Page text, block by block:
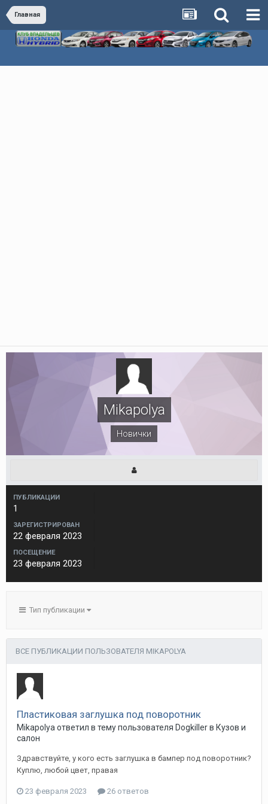
Главная
Mikapolya
Новички
ПУБЛИКАЦИИ
1
ЗАРЕГИСТРИРОВАН
22 февраля 2023
ПОСЕЩЕНИЕ
23 февраля 2023
Тип публикации
ВСЕ ПУБЛИКАЦИИ ПОЛЬЗОВАТЕЛЯ MIKAPOLYA
Пластиковая заглушка под поворотник
Mikapolya ответил в тему пользователя Dogkillerв Кузов и
салон
Здравствуйте, у кого есть заглушка в бампер под поворотник?
Куплю, любой цвет, правая
23 февраля 2023 26 ответов